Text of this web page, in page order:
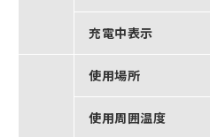
充電中表示
使用場所
使用周囲温度